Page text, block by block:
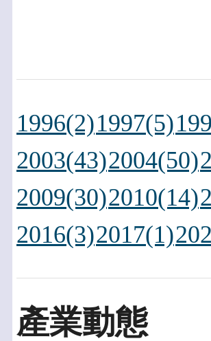
1996(2)1997(5)
2003(43)2004(50)
2009(30)2010(14)
2016(3)2017(1)
產業動態